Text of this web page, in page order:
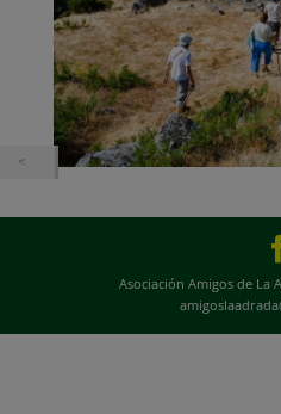
Asociación Amigos de La